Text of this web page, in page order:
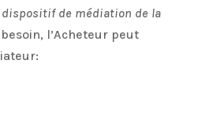
de médiation de la
l’Acheteur peut